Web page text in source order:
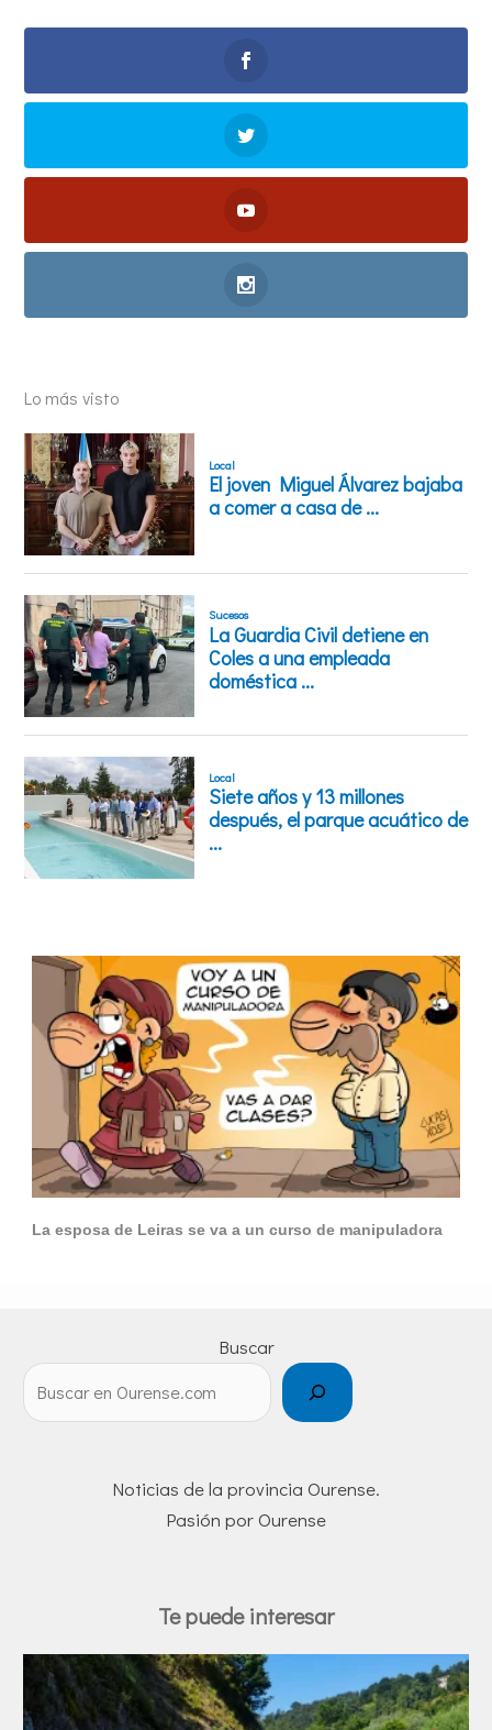
Lo más visto
La esposa de Leiras se va a un curso de manipuladora
Buscar
Noticias de la provincia Ourense.
Pasión por Ourense
Te puede interesar